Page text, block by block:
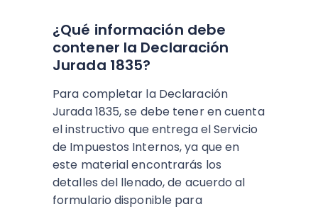
¿Qué información debe
contener la Declaración
Jurada 1835?
Para completar la Declaración
Jurada 1835, se debe tener en cuenta
el instructivo que entrega el Servicio
de Impuestos Internos, ya que en
este material encontrarás los
detalles del llenado, de acuerdo al
formulario disponible para